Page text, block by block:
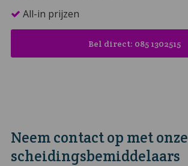
All-in prijzen
Bel direct: 085 1302515
Neem contact op met onze
scheidingsbemiddelaars